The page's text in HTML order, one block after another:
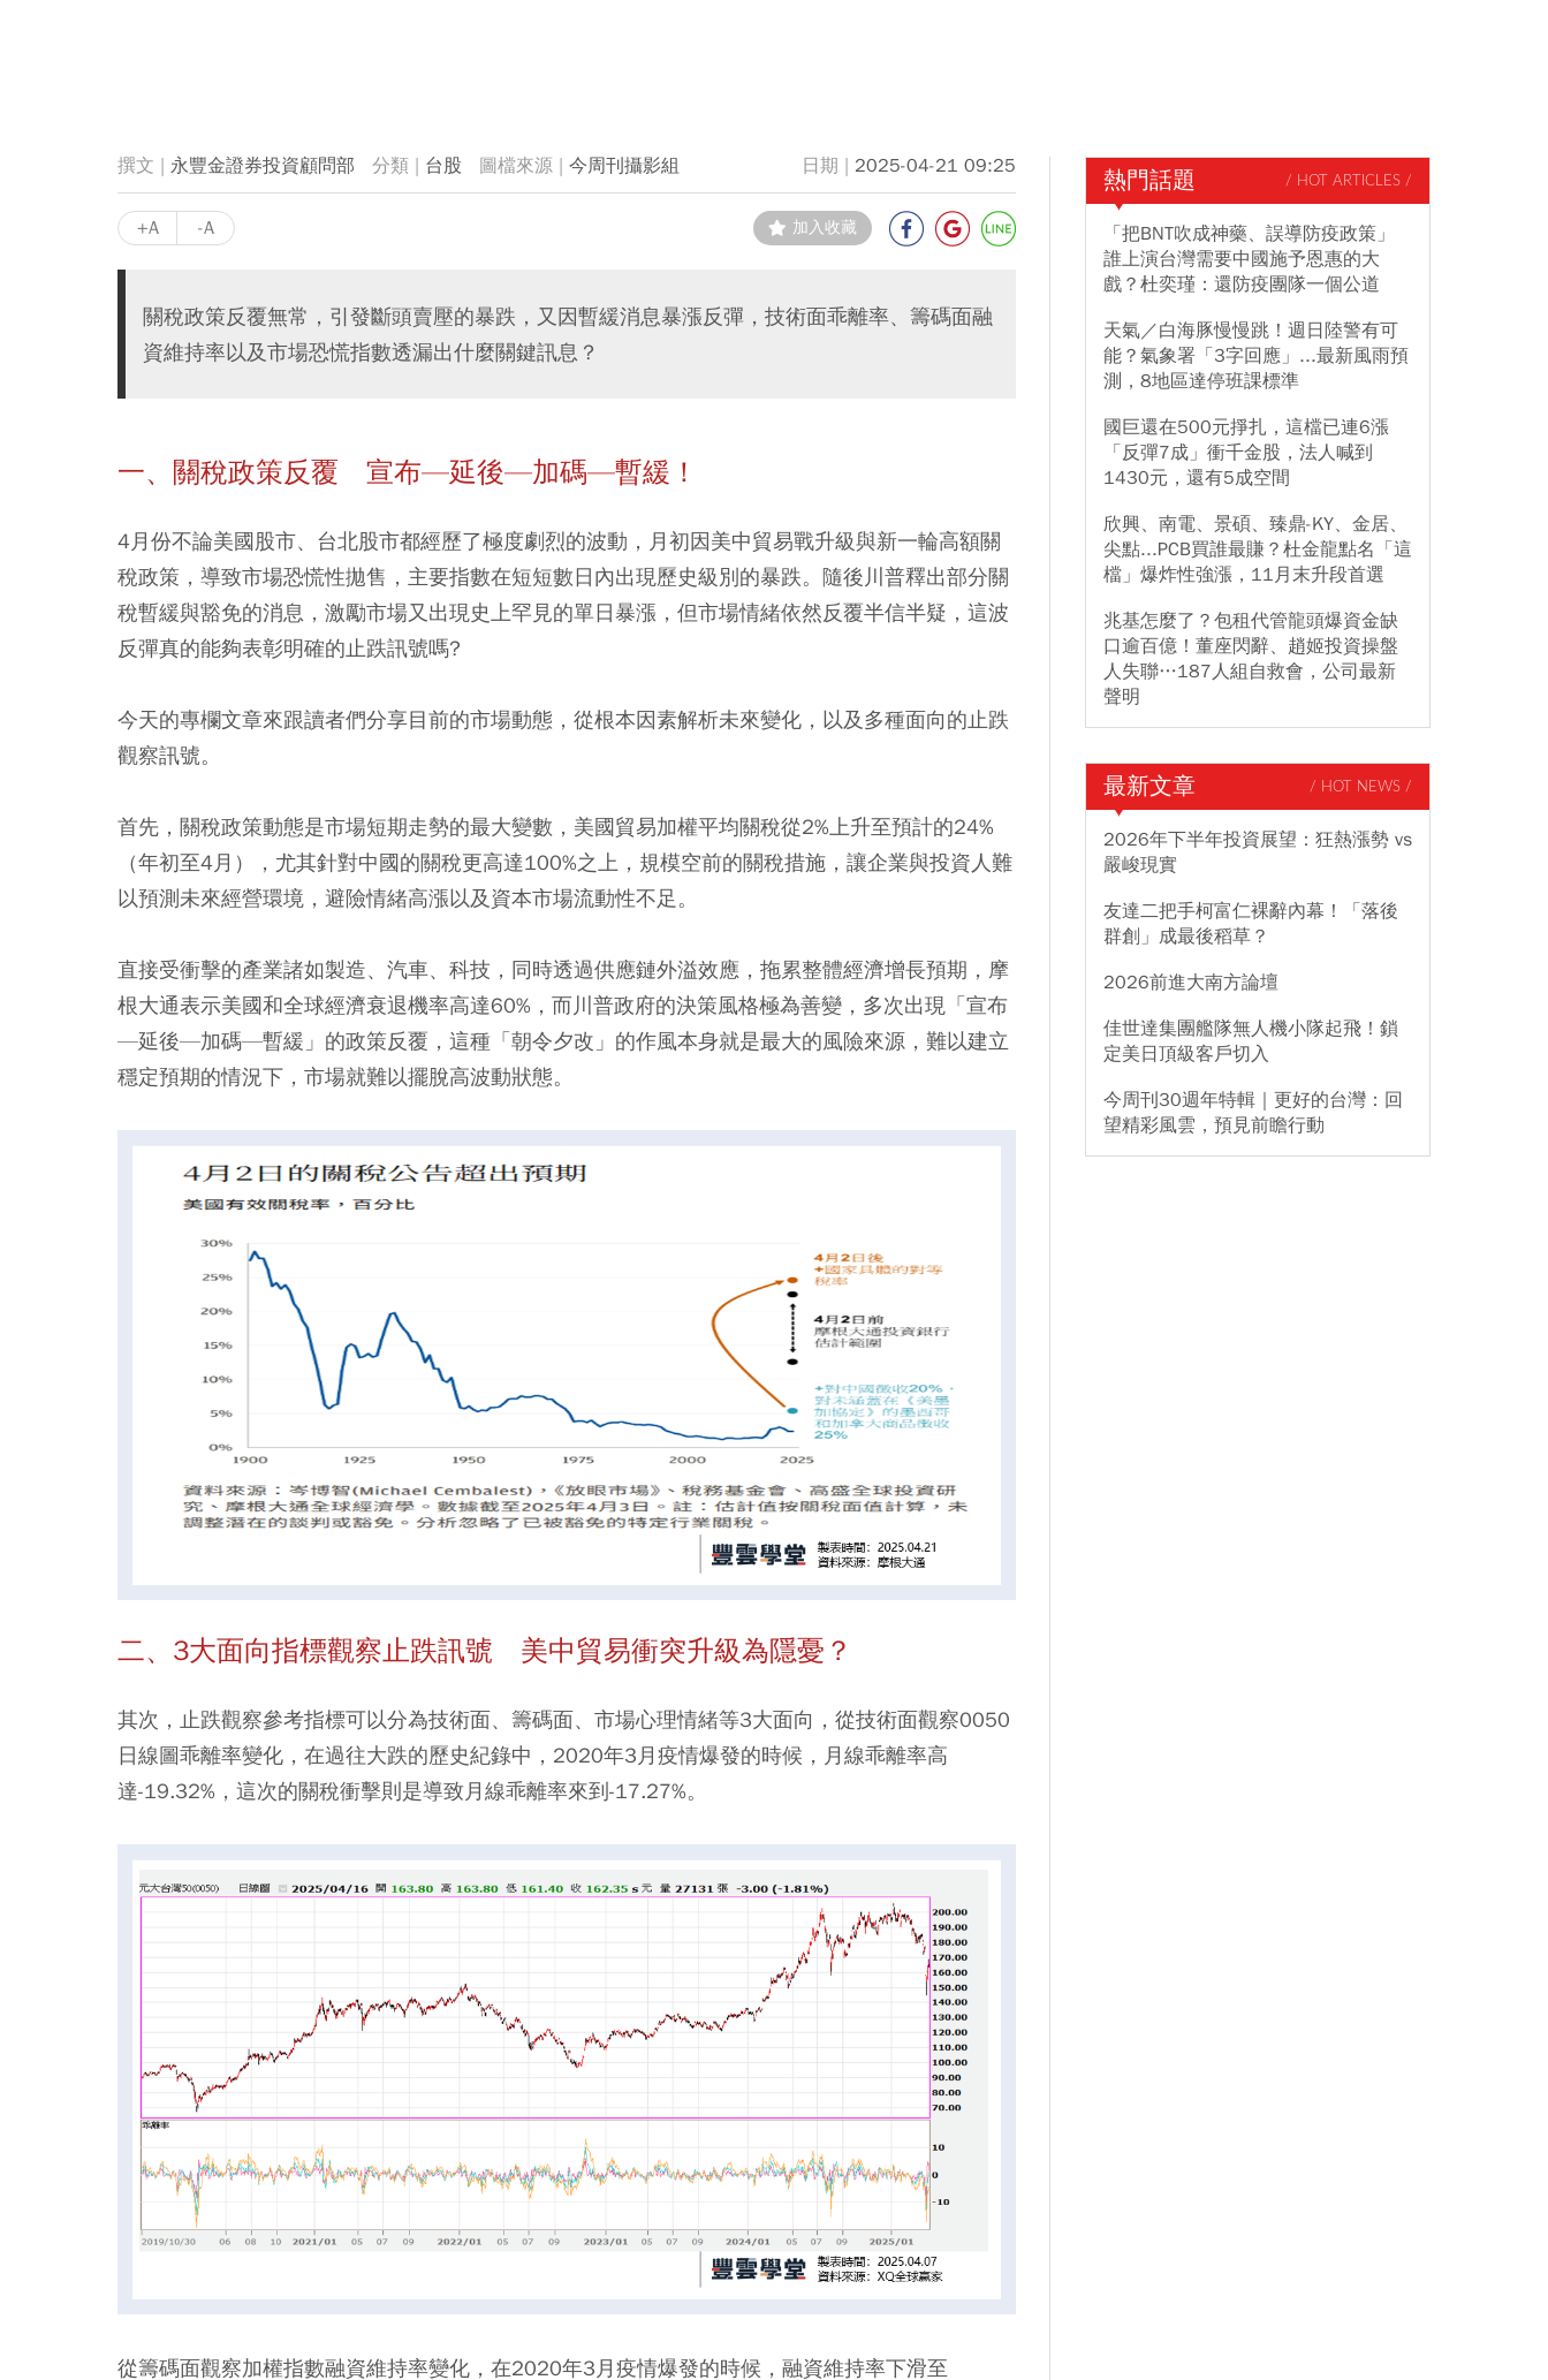
永豐金證券投資顧問部 台股 今周刊攝影組 2025-04-21 09:25
+A -A 加入收藏
關稅政策反覆無常，引發斷頭賣壓的暴跌，又因暫緩消息暴漲反彈，技術面乖離率、籌碼面融
資維持率以及市場恐慌指數透漏出什麼關鍵訊息？
一、關稅政策反覆 宣布—延後—加碼—暫緩！
4月份不論美國股市、台北股市都經歷了極度劇烈的波動，月初因美中貿易戰升級與新一輪高額關
稅政策，導致市場恐慌性拋售，主要指數在短短數日內出現歷史級別的暴跌。隨後川普釋出部分關
稅暫緩與豁免的消息，激勵市場又出現史上罕見的單日暴漲，但市場情緒依然反覆半信半疑，這波
反彈真的能夠表彰明確的止跌訊號嗎?
今天的專欄文章來跟讀者們分享目前的市場動態，從根本因素解析未來變化，以及多種面向的止跌
觀察訊號。
首先，關稅政策動態是市場短期走勢的最大變數，美國貿易加權平均關稅從2%上升至預計的24%
（年初至4月），尤其針對中國的關稅更高達100%之上，規模空前的關稅措施，讓企業與投資人難
以預測未來經營環境，避險情緒高漲以及資本市場流動性不足。
直接受衝擊的產業諸如製造、汽車、科技，同時透過供應鏈外溢效應，拖累整體經濟增長預期，摩
根大通表示美國和全球經濟衰退機率高達60%，而川普政府的決策風格極為善變，多次出現「宣布
—延後—加碼—暫緩」的政策反覆，這種「朝令夕改」的作風本身就是最大的風險來源，難以建立
穩定預期的情況下，市場就難以擺脫高波動狀態。
二、3大面向指標觀察止跌訊號 美中貿易衝突升級為隱憂？
其次，止跌觀察參考指標可以分為技術面、籌碼面、市場心理情緒等3大面向，從技術面觀察0050
日線圖乖離率變化，在過往大跌的歷史紀錄中，2020年3月疫情爆發的時候，月線乖離率高
達-19.32%，這次的關稅衝擊則是導致月線乖離率來到-17.27%。
從籌碼面觀察加權指數融資維持率變化，在2020年3月疫情爆發的時候，融資維持率下滑至
熱門話題 / HOT ARTICLES /
「把BNT吹成神藥、誤導防疫政策」
誰上演台灣需要中國施予恩惠的大
戲？杜奕瑾：還防疫團隊一個公道
天氣／白海豚慢慢跳！週日陸警有可
能？氣象署「3字回應」...最新風雨預
測，8地區達停班課標準
國巨還在500元掙扎，這檔已連6漲
「反彈7成」衝千金股，法人喊到
1430元，還有5成空間
欣興、南電、景碩、臻鼎-KY、金居、
尖點...PCB買誰最賺？杜金龍點名「這
檔」爆炸性強漲，11月末升段首選
兆基怎麼了？包租代管龍頭爆資金缺
口逾百億！董座閃辭、趙姬投資操盤
人失聯…187人組自救會，公司最新
聲明
最新文章 / HOT NEWS /
2026年下半年投資展望：狂熱漲勢 vs
嚴峻現實
友達二把手柯富仁裸辭內幕！「落後
群創」成最後稻草？
2026前進大南方論壇
佳世達集團艦隊無人機小隊起飛！鎖
定美日頂級客戶切入
今周刊30週年特輯｜更好的台灣：回
望精彩風雲，預見前瞻行動